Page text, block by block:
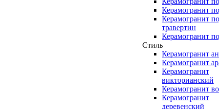
Керамогранит
Керамогранит
травертин
Керамогранит
Стиль
Керамогранит
Керамогранит
Керамогранит
викторианский
Керамогранит
Керамогранит
деревенский